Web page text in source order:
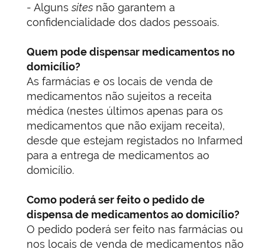
- Algunssites não garantem a
confidencialidade dos dados pessoais.
Quem pode dispensar medicamentos no
domicílio?
As farmácias e os locais de venda de
medicamentos não sujeitos a receita
médica (nestes últimos apenas para os
medicamentos que não exijam receita),
desde que estejam registados no Infarmed
para a entrega de medicamentos ao
domicílio.
Como poderá ser feito o pedido de
dispensa de medicamentos ao domicílio?
O pedido poderá ser feito nas farmácias ou
nos locais de venda de medicamentos não